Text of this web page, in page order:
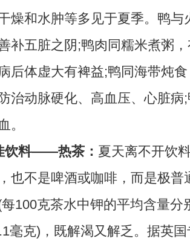
燥和水肿等多见于夏季。鸭与
补五脏之阴;鸭肉同糯米煮粥
后体虚大有裨益;鸭同海带炖
治动脉硬化、高血压、心脏病
。
饮料——热茶： 夏天离不开饮
也不是啤酒或咖啡，而是极普
100克茶水中钾的平均含量分
毫克)，既解渴又解乏。据英